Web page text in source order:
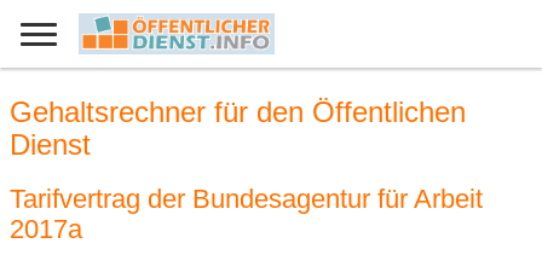
Gehaltsrechner für den Öffentlichen
Dienst
Tarifvertrag der Bundesagentur für Arbeit
2017a